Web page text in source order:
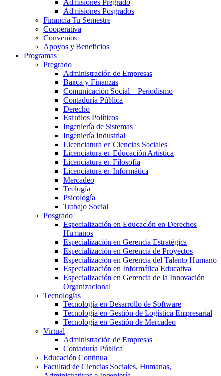
Admisiones Pregrado
Admisiones Posgrados
Financia Tu Semestre
Cooperativa
Convenios
Apoyos y Beneficios
Programas
Pregrado
Administración de Empresas
Banca y Finanzas
Comunicación Social – Periodismo
Contaduría Pública
Derecho
Estudios Políticos
Ingeniería de Sistemas
Ingeniería Industrial
Licenciatura en Ciencias Sociales
Licenciatura en Educación Artística
Licenciatura en Filosofía
Licenciatura en Informática
Mercadeo
Teología
Psicología
Trabajo Social
Posgrado
Especialización en Educación en Derechos
Humanos
Especialización en Gerencia Estratégica
Especialización en Gerencia de Proyectos
Especialización en Gerencia del Talento Humano
Especialización en Informática Educativa
Especialización en Gerencia de la Innovación
Organizacional
Tecnologías
Tecnología en Desarrollo de Software
Tecnología en Gestión de Logística Empresarial
Tecnología en Gestión de Mercadeo
Virtual
Administración de Empresas
Contaduría Pública
Educación Continua
Facultad de Ciencias Sociales, Humanas,